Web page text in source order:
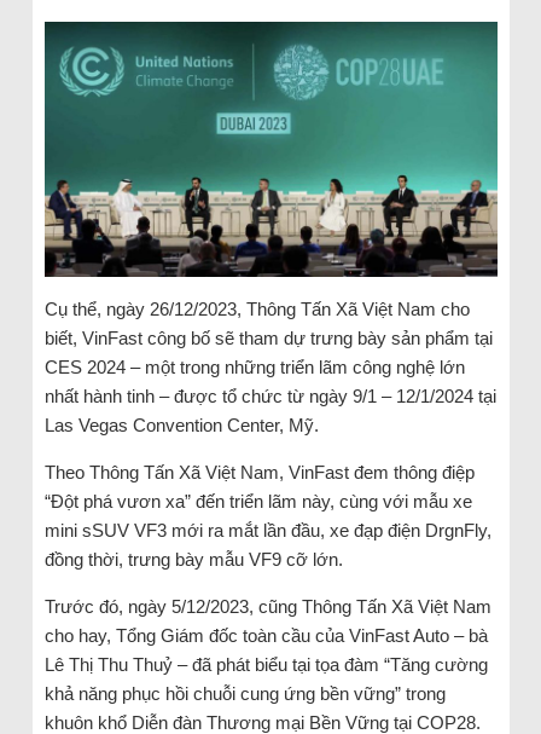
Cụ thể, ngày 26/12/2023, Thông Tấn Xã Việt Nam cho
biết, VinFast công bố sẽ tham dự trưng bày sản phẩm tại
CES 2024 – một trong những triển lãm công nghệ lớn
nhất hành tinh – được tổ chức từ ngày 9/1 – 12/1/2024 tại
Las Vegas Convention Center, Mỹ.
Theo Thông Tấn Xã Việt Nam, VinFast đem thông điệp
“Đột phá vươn xa” đến triển lãm này, cùng với mẫu xe
mini sSUV VF3 mới ra mắt lần đầu, xe đạp điện DrgnFly,
đồng thời, trưng bày mẫu VF9 cỡ lớn.
Trước đó, ngày 5/12/2023, cũng Thông Tấn Xã Việt Nam
cho hay, Tổng Giám đốc toàn cầu của VinFast Auto – bà
Lê Thị Thu Thuỷ – đã phát biểu tại tọa đàm “Tăng cường
khả năng phục hồi chuỗi cung ứng bền vững” trong
khuôn khổ Diễn đàn Thương mại Bền Vững tại COP28.